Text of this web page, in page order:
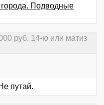
города. Подводные
руб. 14-ю или матиз
путай.